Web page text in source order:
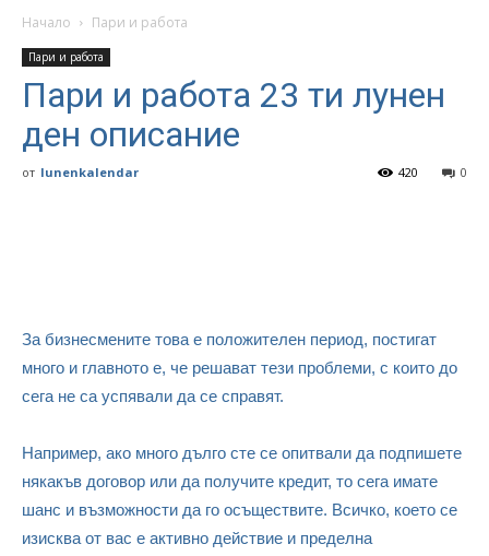
Начало Пари и работа
Пари и работа
Пари и работа 23 ти лунен
ден описание
от lunenkalendar 0
420
За бизнесмените това е положителен период, постигат
много и главното е, че решават тези проблеми, с които до
сега не са успявали да се справят.
Например, ако много дълго сте се опитвали да подпишете
някакъв договор или да получите кредит, то сега имате
шанс и възможности да го осъществите. Всичко, което се
изисква от вас е активно действие и пределна